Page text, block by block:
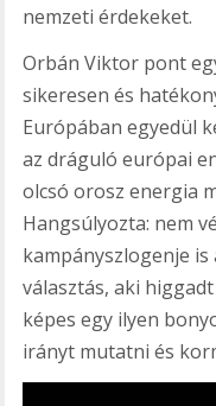
nemzeti érdekeket.
Orbán Viktor pont
sikeresen és
Európában egyedül
az dráguló európai
olcsó orosz energia
Hangsúlyozta: nem
kampányszlogenje
választás, aki
képes egy ilyen
irányt mutatni és